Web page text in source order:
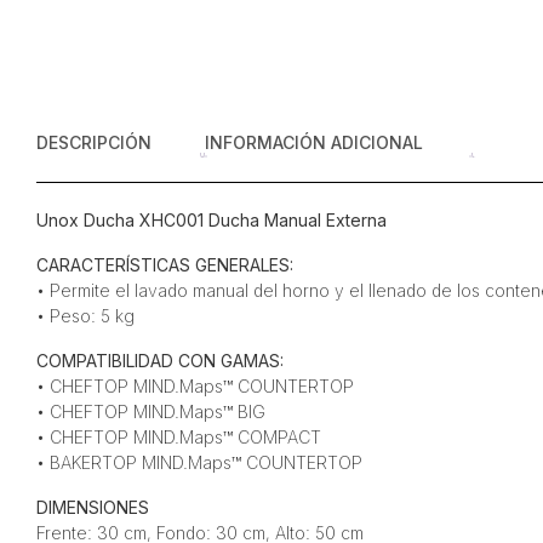
DESCRIPCIÓN INFORMACIÓN ADICIONAL
Unox Ducha XHC001 Ducha Manual Externa
CARACTERÍSTICAS GENERALES:
• Permite el lavado manual del horno y el llenado de los
• Peso: 5 kg
COMPATIBILIDAD CON GAMAS:
• CHEFTOP MIND.Maps™ COUNTERTOP
• CHEFTOP MIND.Maps™ BIG
• CHEFTOP MIND.Maps™ COMPACT
• BAKERTOP MIND.Maps™ COUNTERTOP
DIMENSIONES
Frente: 30 cm, Fondo: 30 cm, Alto: 50 cm